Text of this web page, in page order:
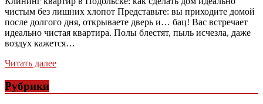
чистым без лишних хлопот Представьте: вы приходите домой
после долгого дня, открываете дверь и… бац! Вас встречает
идеально чистая квартира. Полы блестят, пыль исчезла, даже
воздух кажется…
Читать далее
Рубрики